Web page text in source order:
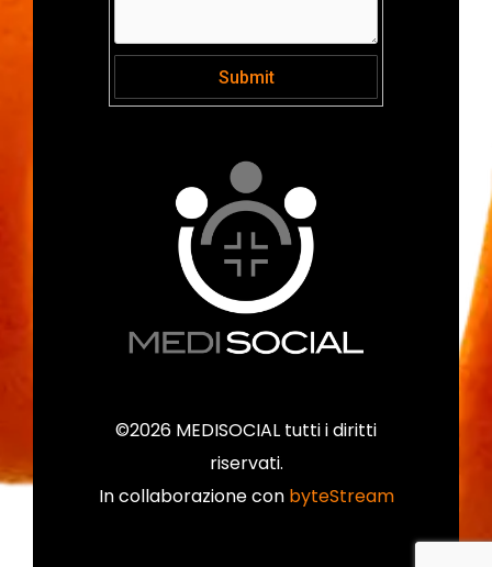
©2026 MEDISOCIAL tutti i diritti
riservati.
In collaborazione con byteStream